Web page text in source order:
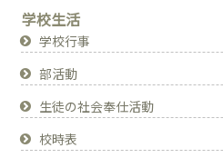
学校生活
学校行事
部活動
生徒の社会奉仕活動
校時表